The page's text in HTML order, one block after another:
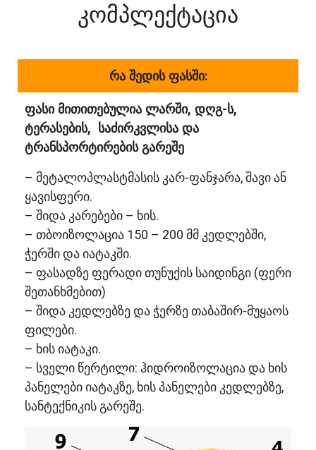
კომპლექტაცია
რა შედის ფასში:
ფასი მითითებულია ლარში, დღგ-ს,
ტერასების, საძირკვლისა და
ტრანსპორტირების გარეშე
– მეტალოპლასტმასის კარ-ფანჯარა, შავი ან
ყავისფერი.
– შიდა კარებები – ხის.
– თბოიზოლაცია 150 – 200 მმ კედლებში,
ჭერში და იატაკში.
– ფასადზე ფერადი თუნუქის საიდინგი (ფერი
შეთანხმებით)
– შიდა კედლებზე და ჭერზე თაბაშირ-მუყაოს
ფილები.
– ხის იატაკი.
– სველი წერტილი: ჰიდროიზოლაცია და ხის
პანელები იატაკზე, ხის პანელები კედლებზე,
სანტექნიკის გარეშე.